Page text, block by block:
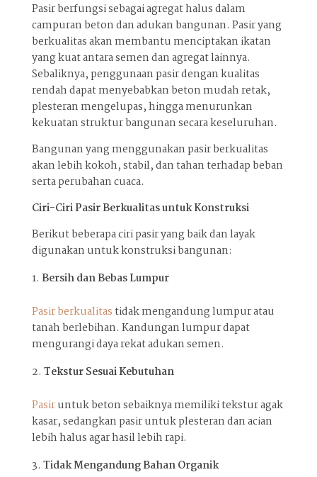
Pasir berfungsi sebagai agregat halus dalam
campuran beton dan adukan bangunan. Pasir yang
berkualitas akan membantu menciptakan ikatan
yang kuat antara semen dan agregat lainnya.
Sebaliknya, penggunaan pasir dengan kualitas
rendah dapat menyebabkan beton mudah retak,
plesteran mengelupas, hingga menurunkan
kekuatan struktur bangunan secara keseluruhan.
Bangunan yang menggunakan pasir berkualitas
akan lebih kokoh, stabil, dan tahan terhadap beban
serta perubahan cuaca.
Ciri-Ciri Pasir Berkualitas untuk Konstruksi
Berikut beberapa ciri pasir yang baik dan layak
digunakan untuk konstruksi bangunan:
Bersih dan Bebas Lumpur
Pasir berkualitastidak mengandung lumpur atau
tanah berlebihan. Kandungan lumpur dapat
mengurangi daya rekat adukan semen.
Tekstur Sesuai Kebutuhan
Pasiruntuk beton sebaiknya memiliki tekstur agak
kasar, sedangkan pasir untuk plesteran dan acian
lebih halus agar hasil lebih rapi.
Tidak Mengandung Bahan Organik